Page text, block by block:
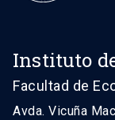
Instituto
Facultad de
Avda. Vicuña